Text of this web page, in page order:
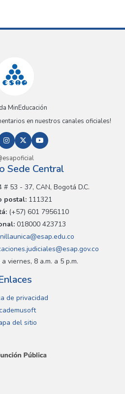
MinEducación
en nuestros canales oficiales!
Sede Central
53 - 37, CAN, Bogotá D.C.
postal: 111321
(+57) 601 7956110
018000 423713
viernes, 8 a.m. a 5 p.m.
de privacidad
del sitio